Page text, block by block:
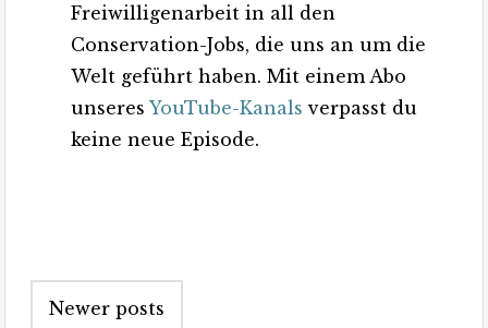
Freiwilligenarbeit in all den
Conservation-Jobs, die uns an um die
Welt geführt haben. Mit einem Abo
unseresYouTube-Kanals verpasst du
keine neue Episode.
Newer posts